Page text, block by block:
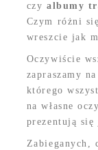
czy albumy
Czym różni się
wreszcie jak
Oczywiście
zapraszamy
którego
na własne
prezentują się
Zabieganych,